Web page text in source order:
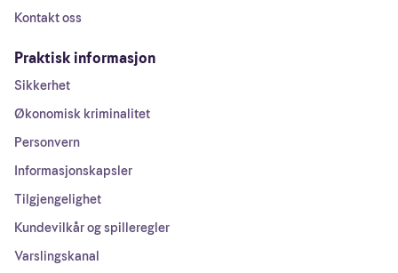
Kontakt oss
Praktisk informasjon
Sikkerhet
Økonomisk kriminalitet
Personvern
Informasjonskapsler
Tilgjengelighet
Kundevilkår og spilleregler
Varslingskanal